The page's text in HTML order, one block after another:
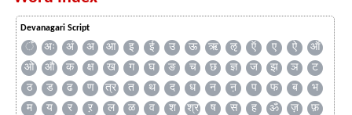
Devanagari Script
ँ अः अं अ आ इ ई उ ऊ ऋ ऌ ऍ ए ऐ
ऑ
ओ
औ क क्ष ख ग घ ङ च छ ज्ञ ज झ ञ
ट
ठ
ड ढ ण त्र त थ द ध न ऩ प फ ब
भ
म
य र ऱ ल ळ व श श्र ष स ह ॐ ज़
फ़